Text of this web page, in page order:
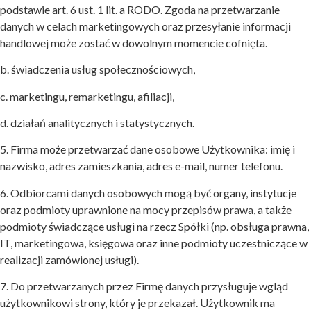
podstawie art. 6 ust. 1 lit. a RODO. Zgoda na przetwarzanie
danych w celach marketingowych oraz przesyłanie informacji
handlowej może zostać w dowolnym momencie cofnięta.
b. świadczenia usług społecznościowych,
c. marketingu, remarketingu, afiliacji,
d. działań analitycznych i statystycznych.
5. Firma może przetwarzać dane osobowe Użytkownika: imię i
nazwisko, adres zamieszkania, adres e-mail, numer telefonu.
6. Odbiorcami danych osobowych mogą być organy, instytucje
oraz podmioty uprawnione na mocy przepisów prawa, a także
podmioty świadczące usługi na rzecz Spółki (np. obsługa prawna,
IT, marketingowa, księgowa oraz inne podmioty uczestniczące w
realizacji zamówionej usługi).
7. Do przetwarzanych przez Firmę danych przysługuje wgląd
użytkownikowi strony, który je przekazał. Użytkownik ma